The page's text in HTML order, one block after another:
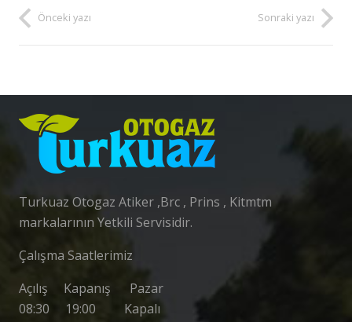
Önceki yazı Sonraki yazı
Turkuaz Otogaz Atiker ,Brc , Prins , Kitmtm
markalarının Yetkili Servisidir.
Çalışma Saatlerimiz
Açılış Kapanış Pazar
08:30 19:00 Kapalı